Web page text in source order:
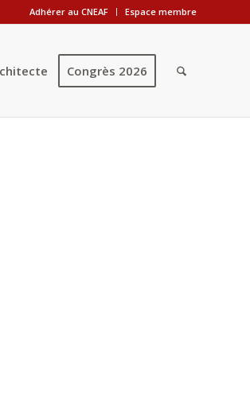
Adhérer au CNEAF Espace membre
Congrès 2026